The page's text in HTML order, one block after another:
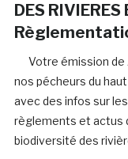
DES RIVIERES
Votre émission de
nos pécheurs du haut
avec des infos sur
règlements et actus
biodiversité des